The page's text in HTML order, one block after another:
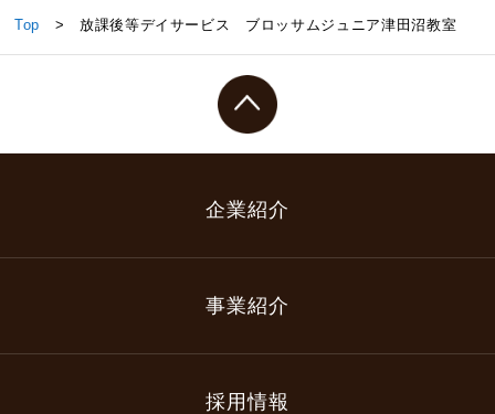
放課後等デイサービス ブロッサムジュニア津田沼
Top > 放課後等デイサービス ブロッサムジュニア津田沼教室
企業紹介
事業紹介
採用情報